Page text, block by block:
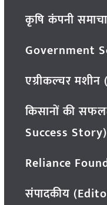
कृषि कंपनी
Government
एग्रीकल्चर
किसानों की
Success Story)
Reliance
संपादकीय